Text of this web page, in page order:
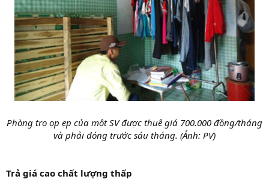
Phòng trọ ọp ẹp của một SV được thuê giá 700.000 đồng/tháng
và phải đóng trước sáu tháng. (Ảnh: PV)
Trả giá cao chất lượng thấp